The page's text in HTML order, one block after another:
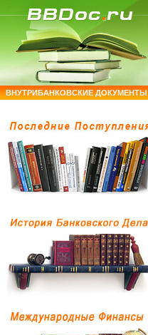
ВНУТРИБАНКОВСКИЕ ДОКУМЕНТЫ